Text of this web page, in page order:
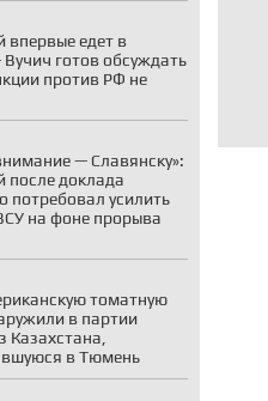
впервые едет в
готов обсуждать
против РФ не
— Славянску»:
после доклада
потребовал усилить
на фоне прорыва
томатную
в партии
Казахстана,
в Тюмень